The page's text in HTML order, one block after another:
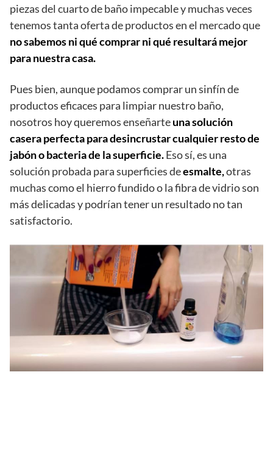
piezas del cuarto de baño impecable y muchas veces
tenemos tanta oferta de productos en el mercado que
no sabemos ni qué comprar ni qué resultará mejor
para nuestra casa.
Pues bien, aunque podamos comprar un sinfín de
productos eficaces para limpiar nuestro baño,
nosotros hoy queremos enseñarteuna solución
casera perfecta para desincrustar cualquier resto de
jabón o bacteria de la superficie.Eso sí, es una
solución probada para superficies deesmalte,otras
muchas como el hierro fundido o la fibra de vidrio son
más delicadas y podrían tener un resultado no tan
satisfactorio.